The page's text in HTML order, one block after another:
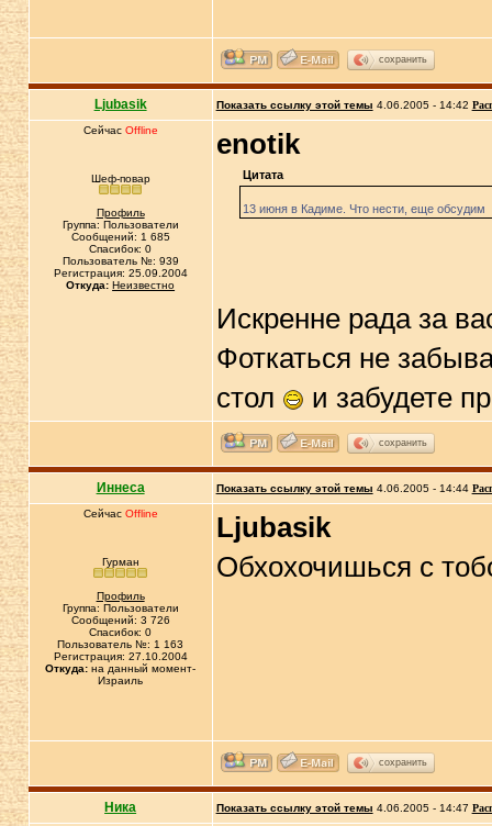
сохранить
Ljubasik Показать ссылку этой темы 4.06.2005 - 14:42
Сейчас Offline
Шеф-повар
Профиль
Группа: Пользователи
Сообщений: 1 685
Спасибок: 0
Пользователь №: 939
Регистрация: 25.09.2004
Откуда: Неизвестно
enotik
Цитата
13 июня в Кадиме. Что нести, еще обсудим
Искренне рада за
Фоткаться не
стол
и забудете
сохранить
Иннеса Показать ссылку этой темы 4.06.2005 - 14:44
Сейчас Offline
Гурман
Профиль
Группа: Пользователи
Сообщений: 3 726
Спасибок: 0
Пользователь №: 1 163
Регистрация: 27.10.2004
Откуда: на данный момент-
Израиль
Ljubasik
Обхохочишься с
сохранить
Ника Показать ссылку этой темы 4.06.2005 - 14:47